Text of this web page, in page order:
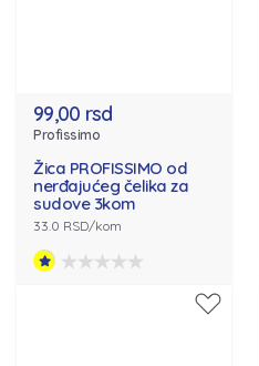
99,00 rsd
Profissimo
Žica PROFISSIMO od
nerđajućeg čelika za
sudove 3kom
33.0 RSD/kom